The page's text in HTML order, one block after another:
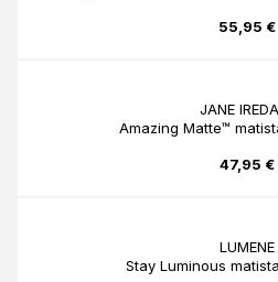
55,95 €
JANE
Amazing Matte™
47,95 €
LUMENE
Stay Luminous